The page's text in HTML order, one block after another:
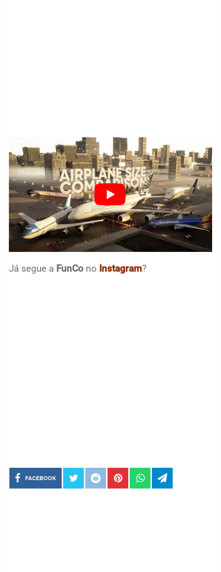
Já segue a FunCono Instagram?
FACEBOOK